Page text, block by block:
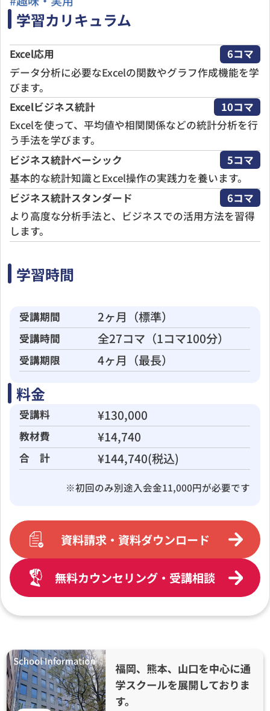
学習カリキュラム
Excel応用
6コマ
データ分析に必要なExcelの関数やグラフ作成機能を学
びます。
Excelビジネス統計
10コマ
Excelを使って、平均値や相関関係などの統計分析を行
う手法を学びます。
ビジネス統計ベーシック
5コマ
基本的な統計知識とExcel操作の実践力を養います。
ビジネス統計スタンダード
6コマ
より高度な分析手法と、ビジネスでの活用方法を習得
します。
学習時間
受講期間 2ヶ月（標準）
受講時間 全27コマ（1コマ100分）
受講期限 4ヶ月（最長）
料金
受講料 ¥130,000
教材費 ¥14,740
合 計 ¥144,740(税込)
※初回のみ別途入会金11,000円が必要です
資料請求・資料ダウンロード
無料カウンセリング・受講相談